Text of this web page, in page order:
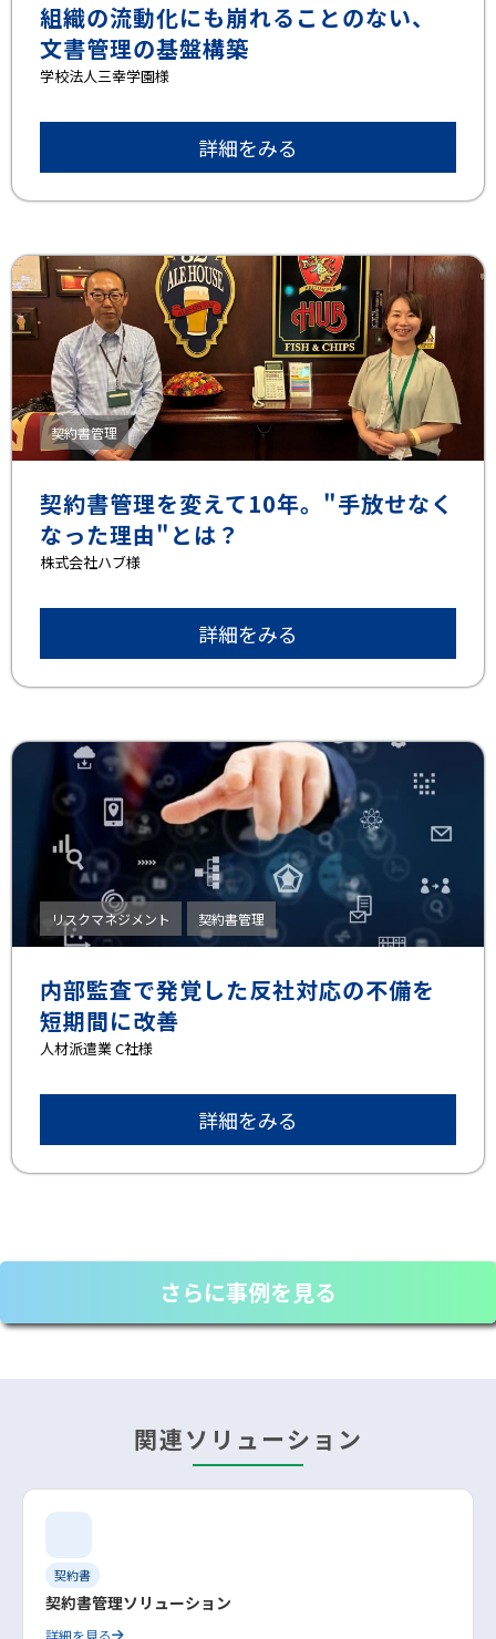
組織の流動化にも崩れることのない、
文書管理の基盤構築
学校法人三幸学園様
詳細をみる
契約書管理
契約書管理を変えて10年。"手放せなく
なった理由"とは？
株式会社ハブ様
詳細をみる
リスクマネジメント 契約書管理
内部監査で発覚した反社対応の不備を
短期間に改善
⼈材派遣業 C社様
詳細をみる
さらに事例を見る
関連ソリューション
契約書
契約書管理ソリューション
詳細を見る